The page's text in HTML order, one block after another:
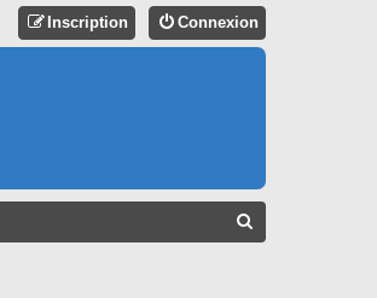
Connexion
Inscription